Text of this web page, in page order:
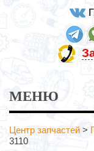
МЕНЮ
Центр запчастей >
3110